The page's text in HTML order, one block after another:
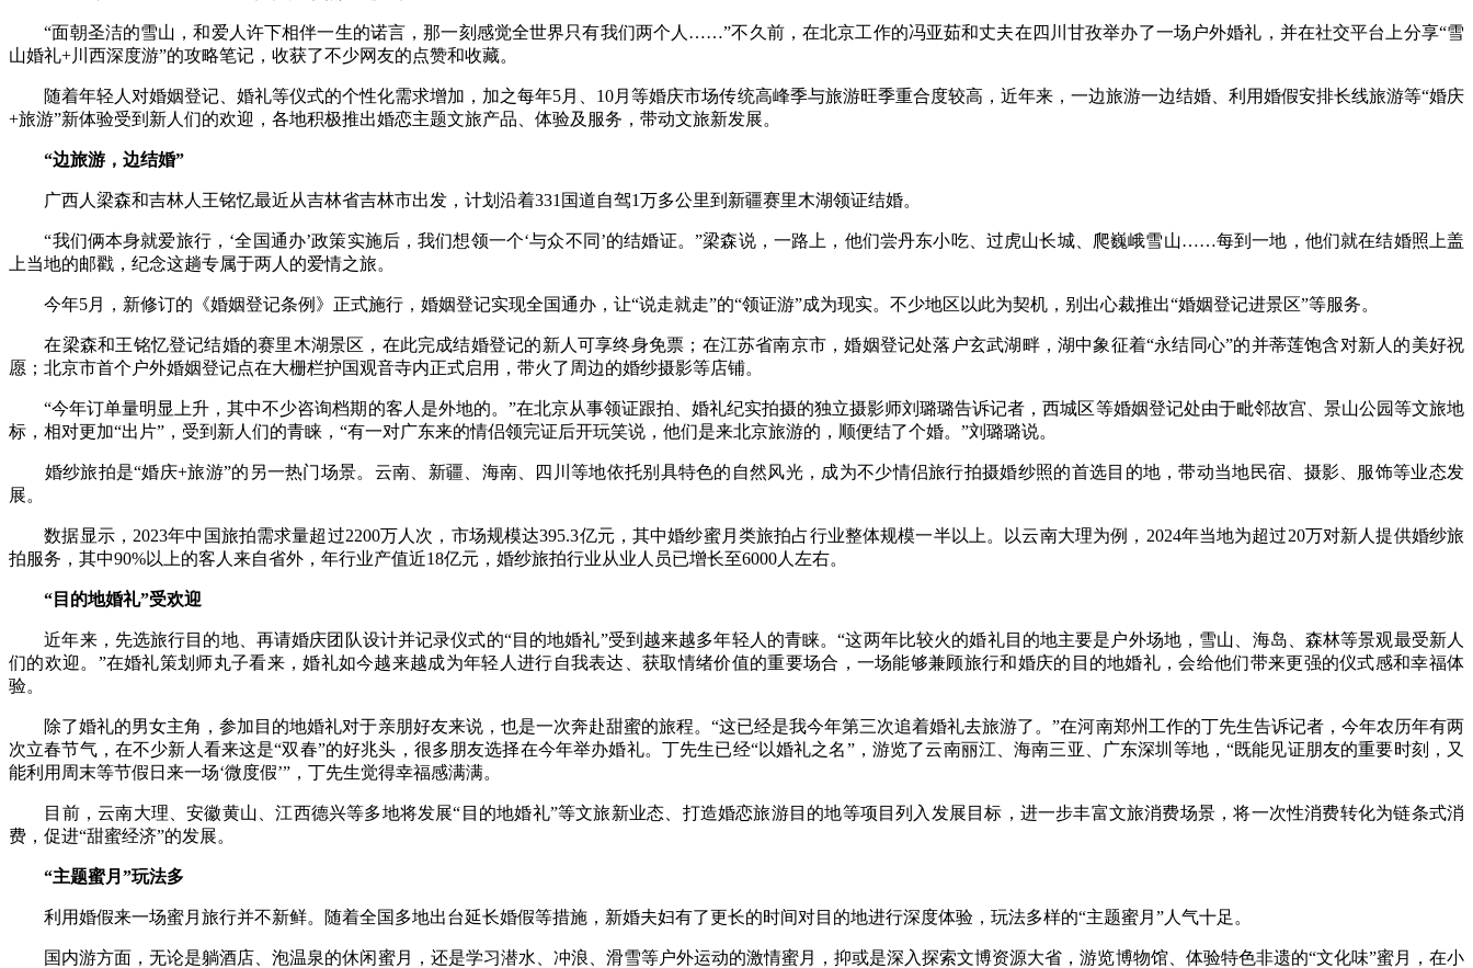
“面朝圣洁的雪山，和爱人许下相伴一生的诺言，那一刻感觉全世界只有我们两个人……”不久前，在北京工作的冯亚茹和丈夫在四川甘孜举办了一场户外婚礼，并在社交平台上分享“雪
山婚礼+川西深度游”的攻略笔记，收获了不少网友的点赞和收藏。
随着年轻人对婚姻登记、婚礼等仪式的个性化需求增加，加之每年5月、10月等婚庆市场传统高峰季与旅游旺季重合度较高，近年来，一边旅游一边结婚、利用婚假安排长线旅游等“婚庆
+旅游”新体验受到新人们的欢迎，各地积极推出婚恋主题文旅产品、体验及服务，带动文旅新发展。
“边旅游，边结婚”
广西人梁森和吉林人王铭忆最近从吉林省吉林市出发，计划沿着331国道自驾1万多公里到新疆赛里木湖领证结婚。
“我们俩本身就爱旅行，‘全国通办’政策实施后，我们想领一个‘与众不同’的结婚证。”梁森说，一路上，他们尝丹东小吃、过虎山长城、爬巍峨雪山……每到一地，他们就在结婚照上盖
上当地的邮戳，纪念这趟专属于两人的爱情之旅。
今年5月，新修订的《婚姻登记条例》正式施行，婚姻登记实现全国通办，让“说走就走”的“领证游”成为现实。不少地区以此为契机，别出心裁推出“婚姻登记进景区”等服务。
在梁森和王铭忆登记结婚的赛里木湖景区，在此完成结婚登记的新人可享终身免票；在江苏省南京市，婚姻登记处落户玄武湖畔，湖中象征着“永结同心”的并蒂莲饱含对新人的美好祝
愿；北京市首个户外婚姻登记点在大栅栏护国观音寺内正式启用，带火了周边的婚纱摄影等店铺。
“今年订单量明显上升，其中不少咨询档期的客人是外地的。”在北京从事领证跟拍、婚礼纪实拍摄的独立摄影师刘璐璐告诉记者，西城区等婚姻登记处由于毗邻故宫、景山公园等文旅地
标，相对更加“出片”，受到新人们的青睐，“有一对广东来的情侣领完证后开玩笑说，他们是来北京旅游的，顺便结了个婚。”刘璐璐说。
婚纱旅拍是“婚庆+旅游”的另一热门场景。云南、新疆、海南、四川等地依托别具特色的自然风光，成为不少情侣旅行拍摄婚纱照的首选目的地，带动当地民宿、摄影、服饰等业态发
展。
数据显示，2023年中国旅拍需求量超过2200万人次，市场规模达395.3亿元，其中婚纱蜜月类旅拍占行业整体规模一半以上。以云南大理为例，2024年当地为超过20万对新人提供婚纱旅
拍服务，其中90%以上的客人来自省外，年行业产值近18亿元，婚纱旅拍行业从业人员已增长至6000人左右。
“目的地婚礼”受欢迎
近年来，先选旅行目的地、再请婚庆团队设计并记录仪式的“目的地婚礼”受到越来越多年轻人的青睐。“这两年比较火的婚礼目的地主要是户外场地，雪山、海岛、森林等景观最受新人
们的欢迎。”在婚礼策划师丸子看来，婚礼如今越来越成为年轻人进行自我表达、获取情绪价值的重要场合，一场能够兼顾旅行和婚庆的目的地婚礼，会给他们带来更强的仪式感和幸福体
验。
除了婚礼的男女主角，参加目的地婚礼对于亲朋好友来说，也是一次奔赴甜蜜的旅程。“这已经是我今年第三次追着婚礼去旅游了。”在河南郑州工作的丁先生告诉记者，今年农历年有两
次立春节气，在不少新人看来这是“双春”的好兆头，很多朋友选择在今年举办婚礼。丁先生已经“以婚礼之名”，游览了云南丽江、海南三亚、广东深圳等地，“既能见证朋友的重要时刻，又
能利用周末等节假日来一场‘微度假’”，丁先生觉得幸福感满满。
目前，云南大理、安徽黄山、江西德兴等多地将发展“目的地婚礼”等文旅新业态、打造婚恋旅游目的地等项目列入发展目标，进一步丰富文旅消费场景，将一次性消费转化为链条式消
费，促进“甜蜜经济”的发展。
“主题蜜月”玩法多
利用婚假来一场蜜月旅行并不新鲜。随着全国多地出台延长婚假等措施，新婚夫妇有了更长的时间对目的地进行深度体验，玩法多样的“主题蜜月”人气十足。
国内游方面，无论是躺酒店、泡温泉的休闲蜜月，还是学习潜水、冲浪、滑雪等户外运动的激情蜜月，抑或是深入探索文博资源大省，游览博物馆、体验特色非遗的“文化味”蜜月，在小